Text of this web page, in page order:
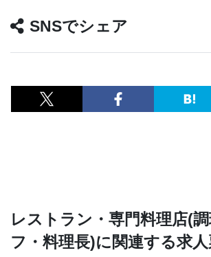
SNSでシェア
レストラン・専門料理店(
フ・料理長)に関連する求